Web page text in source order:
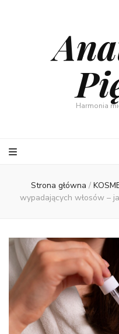
Harmonia
Strona główna /
wypadających włosów –